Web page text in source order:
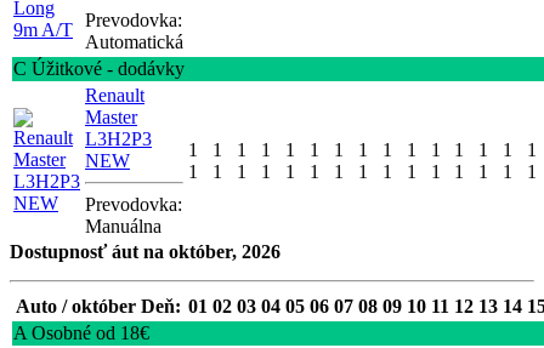
Prevodovka:
Automatická
C Úžitkové - dodávky
Renault
Master
L3H2P3
NEW
Prevodovka:
Manuálna
1
1
1
1
1
1
1
1
1
1
1
1
1
1
1
1
1
1
1
1
1
1
1
1
1
1
1
1
1
1
Dostupnosť áut na október, 2026
Auto / október Deň: 01 02 03 04 05 06 07 08 09 10 11 12 13 14
A Osobné od 18€